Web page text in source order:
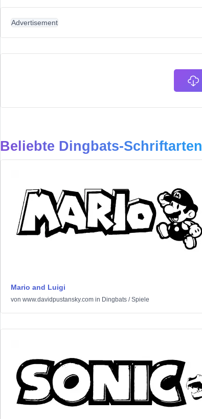
Advertisement
Beliebte Dingbats-Schriftarten
Mario and Luigi
von www.davidpustansky.com in Dingbats /Spiele